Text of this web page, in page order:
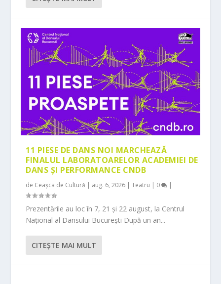
11 PIESE DE DANS NOI MARCHEAZĂ
FINALUL LABORATOARELOR ACADEMIEI DE
DANS ȘI PERFORMANCE CNDB
de Ceașca de Cultură | aug. 6, 2026 |Teatru | 0 |
Prezentările au loc în 7, 21 și 22 august, la Centrul
Național al Dansului București După un an...
CITEŞTE MAI MULT